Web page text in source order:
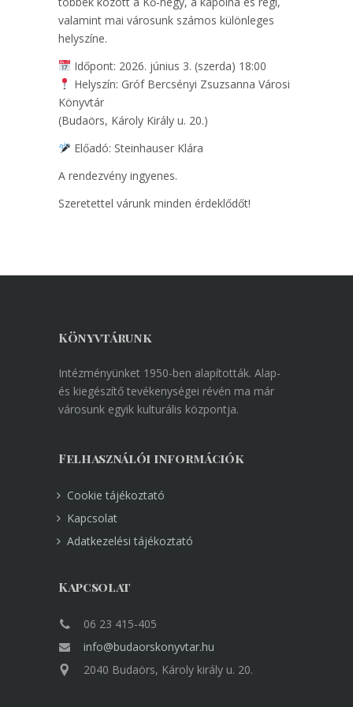
valamint mai városunk számos különleges
helyszíne.
Időpont: 2026. június 3. (szerda) 18:00
Helyszín: Gróf Bercsényi Zsuzsanna Városi
Könyvtár
(Budaörs, Károly Király u. 20.)
Előadó: Steinhauser Klára
A rendezvény ingyenes.
Szeretettel várunk minden érdeklődőt!
Könyvtárunk
Intézményünket 1950-ben alapították. Alap-
és kiegészítő tevékenységei révén ma már
városunk egyik kulturális központja.
Felhasználói információk
Cookie tájékoztató
Kapcsolat
Adatkezelési tájékoztató
Kapcsolat
06 23 415-405
info@budaorskonyvtar.hu
2040 Budaörs, Károly király u. 20.